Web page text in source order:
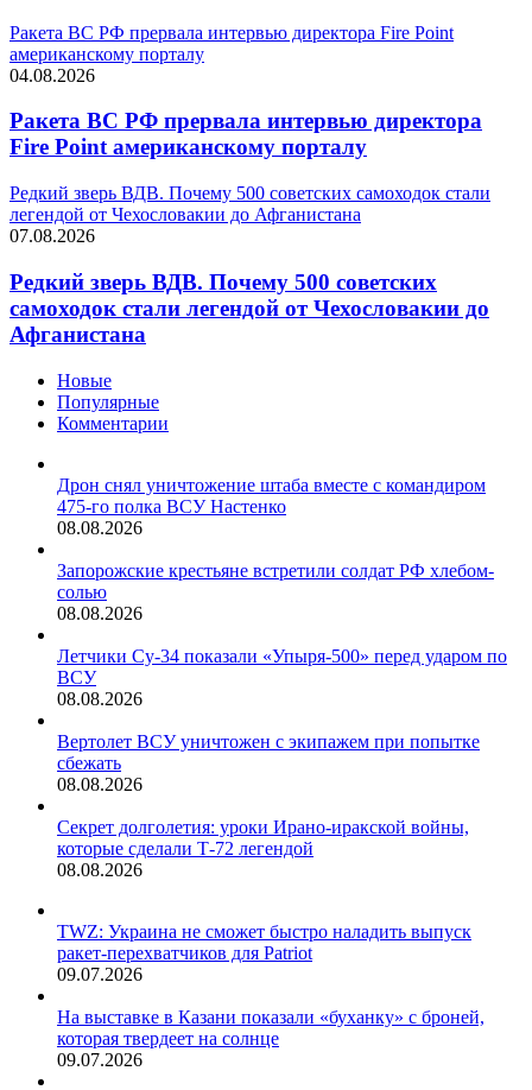
Ракета ВС РФ прервала интервью директора Fire Point
американскому порталу
04.08.2026
Ракета ВС РФ прервала интервью директора
Fire Point американскому порталу
Редкий зверь ВДВ. Почему 500 советских самоходок стали
легендой от Чехословакии до Афганистана
07.08.2026
Редкий зверь ВДВ. Почему 500 советских
самоходок стали легендой от Чехословакии до
Афганистана
Новые
Популярные
Комментарии
Дрон снял уничтожение штаба вместе с командиром
475-го полка ВСУ Настенко
08.08.2026
Запорожские крестьяне встретили солдат РФ хлебом-
солью
08.08.2026
Летчики Су-34 показали «Упыря-500» перед ударом по
ВСУ
08.08.2026
Вертолет ВСУ уничтожен с экипажем при попытке
сбежать
08.08.2026
Секрет долголетия: уроки Ирано-иракской войны,
которые сделали Т-72 легендой
08.08.2026
TWZ: Украина не сможет быстро наладить выпуск
ракет-перехватчиков для Patriot
09.07.2026
На выставке в Казани показали «буханку» с броней,
которая твердеет на солнце
09.07.2026